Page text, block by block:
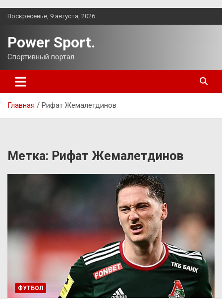
Перейти
Воскресенье, 9 августа, 2026
Power Sport.
Спортивный портал.
Главная Рифат Жемалетдинов
Метка: Рифат Жемалетдинов
ФУТБОЛ